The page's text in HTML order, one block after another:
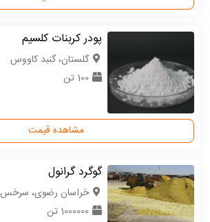
پودر کربنات کلسیم
گلستان، گنبد کاووس
100 تن
مشاهده قیمت
گوگرد گرانول
خراسان رضوی، سرخس
1000000 تن